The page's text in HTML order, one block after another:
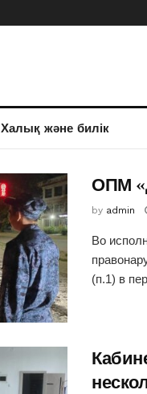
Халық және билік
ОПМ
by admin
Во
(п.1) в